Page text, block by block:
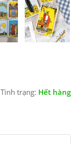
Tình trạng: Hết hàng